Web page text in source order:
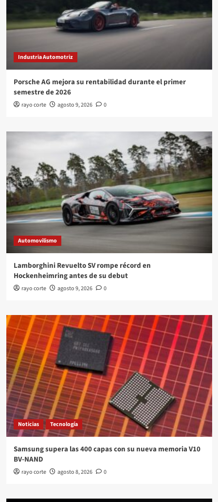
Industria Automotriz
Porsche AG mejora su rentabilidad durante el primer
semestre de 2026
rayo corte agosto 9, 2026 0
Automovilismo
Lamborghini Revuelto SV rompe récord en
Hockenheimring antes de su debut
rayo corte agosto 9, 2026 0
Noticias Tecnología
Samsung supera las 400 capas con su nueva memoria V10
BV-NAND
rayo corte agosto 8, 2026 0